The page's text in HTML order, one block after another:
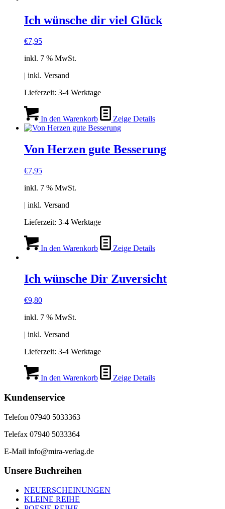
Ich wünsche dir viel Glück
€7,95
inkl. 7 % MwSt.
| inkl. Versand
Lieferzeit: 3-4 Werktage
In den Warenkorb Zeige Details
Von Herzen gute Besserung
€7,95
inkl. 7 % MwSt.
| inkl. Versand
Lieferzeit: 3-4 Werktage
In den Warenkorb Zeige Details
Ich wünsche Dir Zuversicht
€9,80
inkl. 7 % MwSt.
| inkl. Versand
Lieferzeit: 3-4 Werktage
In den Warenkorb Zeige Details
Kundenservice
Telefon 07940 5033363
Telefax 07940 5033364
E-Mail info@mira-verlag.de
Unsere Buchreihen
NEUERSCHEINUNGEN
KLEINE REIHE